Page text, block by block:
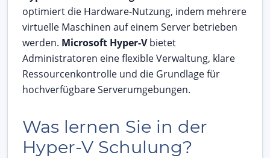
optimiert die Hardware-Nutzung, indem mehrere
virtuelle Maschinen auf einem Server betrieben
werden. Microsoft Hyper-Vbietet
Administratoren eine flexible Verwaltung, klare
Ressourcenkontrolle und die Grundlage für
hochverfügbare Serverumgebungen.
Was lernen Sie in der
Hyper-V Schulung?